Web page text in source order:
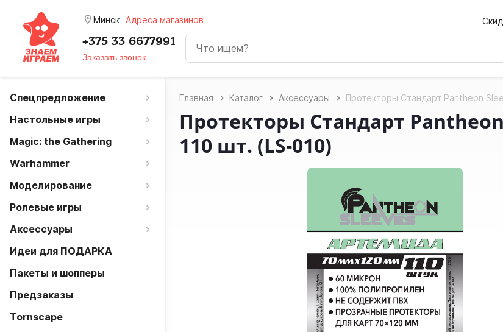
room Минск Адреса магазинов
+375 33 6677991
Заказать звонок
Спецпредложение
Настольные игры
Magic: the Gathering
Warhammer
Моделирование
Ролевые игры
Аксессуары
Идеи для ПОДАРКА
Пакеты и шопперы
Предзаказы
Tornscape
Главная Каталог Аксессуары Протекторы Стандарт Pantheon
Протекторы Стандарт
110 шт. (LS-010)